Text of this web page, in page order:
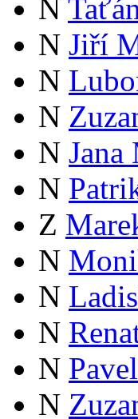
N
N Jiří
N
N
N Jana
N
Z
N
N
N
N
N